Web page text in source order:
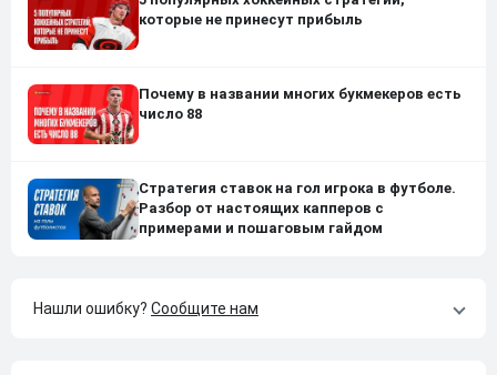
которые не принесут прибыль
Почему в названии многих букмекеров есть
число 88
Стратегия ставок на гол игрока в футболе.
Разбор от настоящих капперов с
примерами и пошаговым гайдом
Нашли ошибку? Сообщите нам